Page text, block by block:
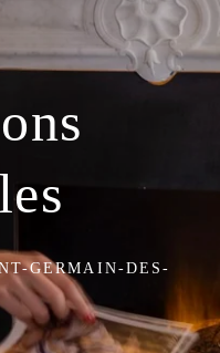
GERMAIN-DES-